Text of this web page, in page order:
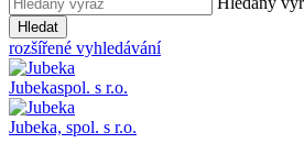
Hledat
rozšířené vyhledávání
Jubekaspol. s r.o.
Jubeka, spol. s r.o.